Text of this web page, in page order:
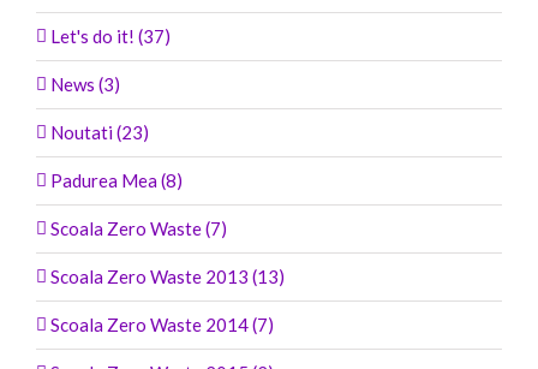
Let's do it! (37)
News (3)
Noutati (23)
Padurea Mea (8)
Scoala Zero Waste (7)
Scoala Zero Waste 2013 (13)
Scoala Zero Waste 2014 (7)